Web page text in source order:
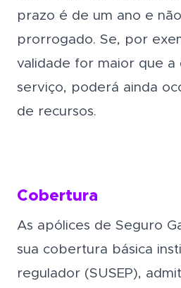
prazo é de um ano e
prorrogado. Se, por
validade for maior que a
serviço, poderá ainda
de recursos.
Cobertura
As apólices de Seguro
sua cobertura básica
regulador (SUSEP),